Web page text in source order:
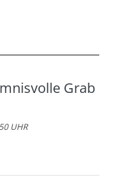
Grab
UHR